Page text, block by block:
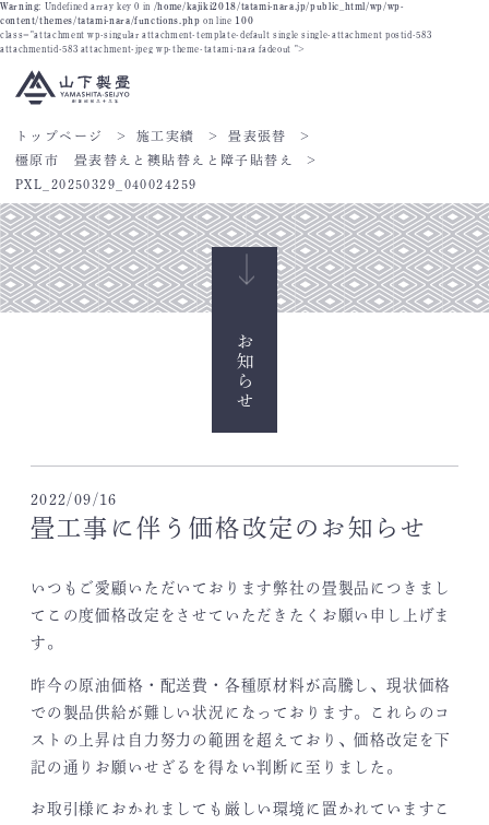
Warning: Undefined array key 0 in /home/kajiki2018/tatami-nara.jp/public_html/wp/wp-
content/themes/tatami-nara/functions.php on line 100
class="attachment wp-singular attachment-template-default single single-attachment postid-583
attachmentid-583 attachment-jpeg wp-theme-tatami-nara fadeout ">
トップページ 施工実績
畳表張替
橿原市 畳表替えと襖貼替えと障子貼替え
PXL_20250329_040024259
お知らせ
2022/09/16
畳工事に伴う価格改定のお知らせ
いつもご愛顧いただいております弊社の畳製品につきまし
てこの度価格改定をさせていただきたくお願い申し上げま
す。
昨今の原油価格・配送費・各種原材料が高騰し、現状価格
での製品供給が難しい状況になっております。これらのコ
ストの上昇は自力努力の範囲を超えており、価格改定を下
記の通りお願いせざるを得ない判断に至りました。
お取引様におかれましても厳しい環境に置かれていますこ